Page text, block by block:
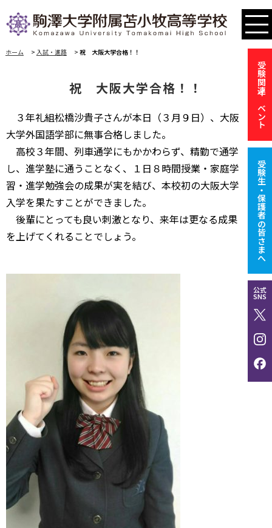
受験関連イベント
受験生・保護者の皆さまへ
公式
SNS
ホーム > 入試・進路 > 祝 大阪大学合格！！
祝 大阪大学合格！！
３年礼組松橋沙貴子さんが本日（３月９日）、大阪
大学外国語学部に無事合格しました。
高校３年間、列車通学にもかかわらず、精勤で通学
し、進学塾に通うことなく、１日８時間授業・家庭学
習・進学勉強会の成果が実を結び、本校初の大阪大学
入学を果たすことができました。
後輩にとっても良い刺激となり、来年は更なる成果
を上げてくれることでしょう。